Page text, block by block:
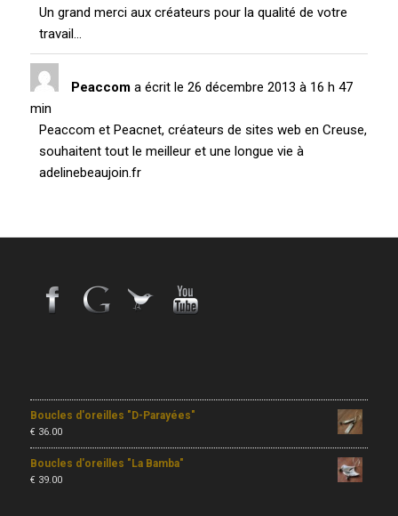
Un grand merci aux créateurs pour la qualité de votre
travail...
Peaccom a écrit le 26 décembre 2013 à 16 h 47
min
Peaccom et Peacnet, créateurs de sites web en Creuse,
souhaitent tout le meilleur et une longue vie à
adelinebeaujoin.fr
Boucles d'oreilles "D-Parayées"
€ 36.00
Boucles d'oreilles "La Bamba"
€ 39.00